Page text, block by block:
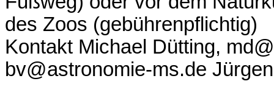
des Zoos (gebührenpflichtig)
Kontakt Michael Dütting,
bv@astronomie-ms.de